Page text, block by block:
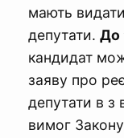
мають
депутати. До
кандидат
заяву про
депутати в з
вимог